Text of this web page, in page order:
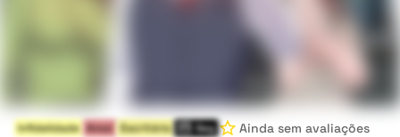
Infidelidade Amor Escritório Seg Ainda sem avaliações